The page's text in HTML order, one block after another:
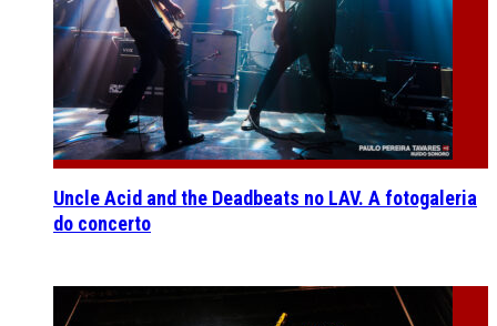
Uncle Acid and the Deadbeats no LAV. A fotogaleria
do concerto